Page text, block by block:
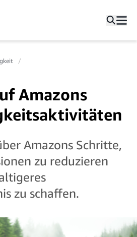
Amazons
Amazons Schritte,
zu reduzieren
zu schaffen.